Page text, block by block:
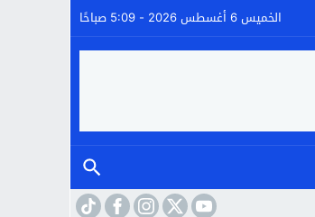
الخميس 6 أغسطس 2026 - 5:09 صباحًا